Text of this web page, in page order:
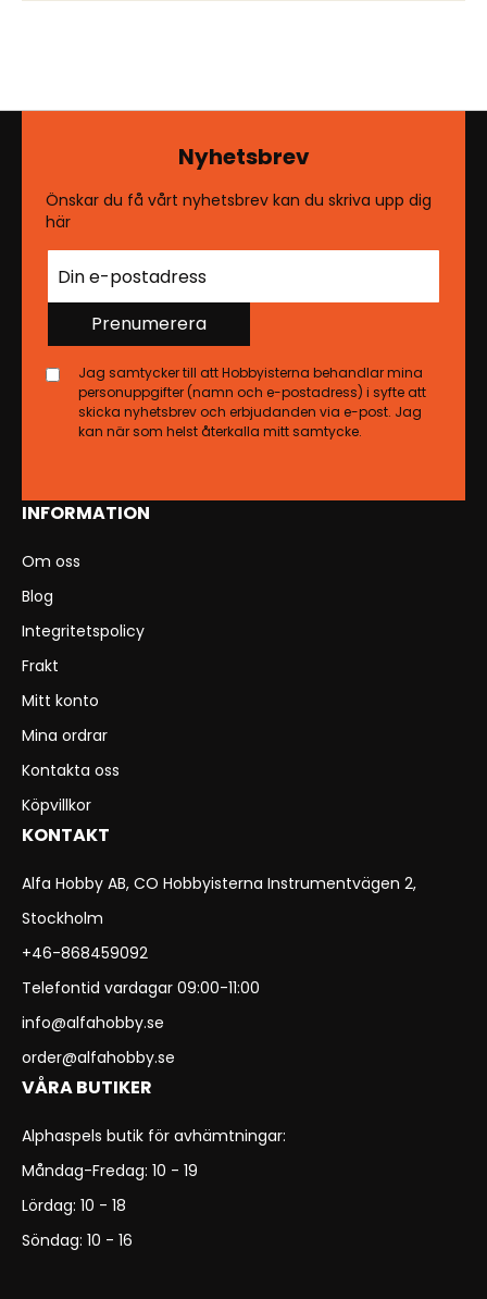
INFORMATION
Om oss
Blog
Integritetspolicy
Frakt
Mitt konto
Mina ordrar
Kontakta oss
Köpvillkor
KONTAKT
Alfa Hobby AB, CO Hobbyisterna Instrumentvägen 2,
Stockholm
+46-868459092
Telefontid vardagar 09:00-11:00
info@alfahobby.se
order@alfahobby.se
VÅRA BUTIKER
Alphaspels butik för avhämtningar:
Måndag-Fredag: 10 - 19
Lördag: 10 - 18
Söndag: 10 - 16
Nyhetsbrev
Önskar du få vårt nyhetsbrev kan du skriva upp dig
här
Prenumerera
Jag samtycker till att Hobbyisterna behandlar mina
personuppgifter (namn och e-postadress) i syfte att
skicka nyhetsbrev och erbjudanden via e-post. Jag
kan när som helst återkalla mitt samtycke.